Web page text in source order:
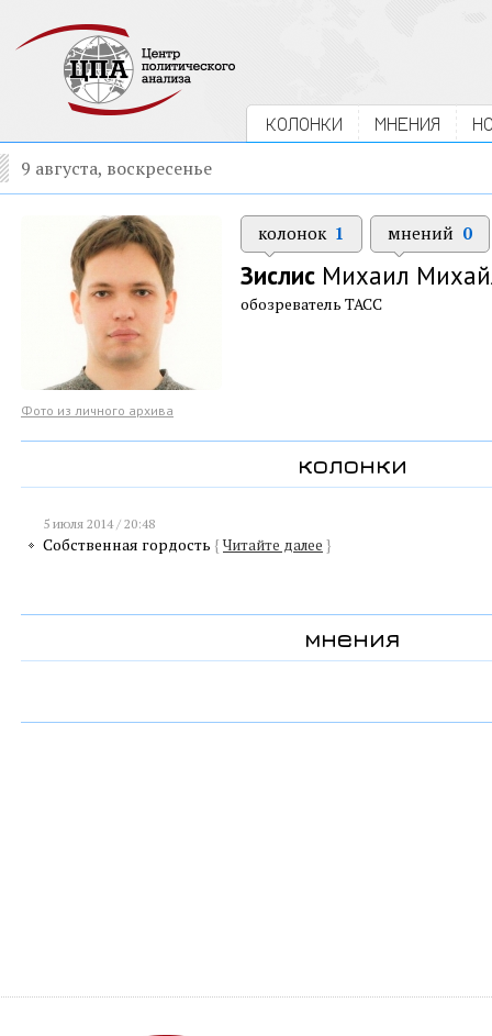
КОЛОНКИ МНЕНИЯ
9 августа, воскресенье
колонок 1 мнений 0
Зислис Михаил
обозреватель ТАСС
Фото из личного архива
колонки
5 июля 2014 / 20:48
Собственная гордость { Читайте далее }
мнения